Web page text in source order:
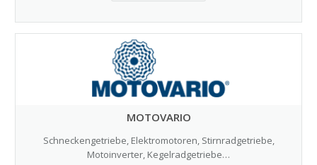
MOTOVARIO
Schneckengetriebe, Elektromotoren, Stirnradgetriebe,
Motoinverter, Kegelradgetriebe…